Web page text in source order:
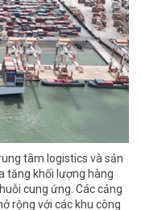
tâm logistics và sản
tăng khối lượng hàng
cung ứng. Các cảng
rộng với các khu công